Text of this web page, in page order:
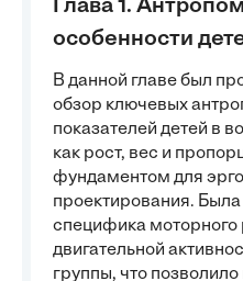
Глава 1.
особенности
В данной главе был
обзор ключевых
показателей детей в
как рост, вес и
фундаментом для
проектирования.
специфика моторного
двигательной
группы, что позволило